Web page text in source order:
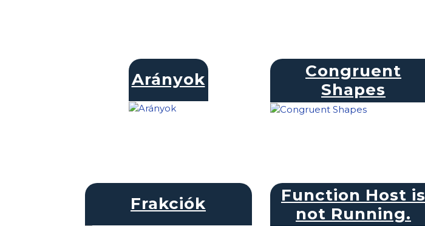
Arányok
Congruent
Shapes
Frakciók
Function Host is
not Running.